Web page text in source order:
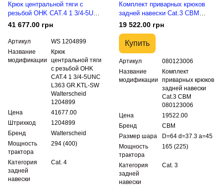
Крюк центральной тяги с
резьбой OHK CAT.4 1 3/4-5UNC
L363 GR.KTL-SW Walterscheid
41 677.00 грн
Артикул
WS 1204899
Название
модификации
Крюк
центральной тяги
с резьбой OHK
CAT.4 1 3/4-5UNC
L363 GR.KTL-SW
Walterscheid
1204899
Цена
41677.00
Штрихкод
1204899
Бренд
Walterscheid
Мощность
трактора
294 (400)
Категория
задней
навески
Cat. 4
Комплект приварных крюков
задней навески Cat.3 CBM
080123006
19 522.00 грн
Купить
Артикул
080123006
Название
модификации
Комплект
приварных крюков
задней навески
Cat.3 CBM
080123006
Цена
19522.00
Бренд
CBM
Размер шара
D=64 d=37.3 a=45
Мощность
трактора
165 (225)
Категория
задней
навески
Cat. 3